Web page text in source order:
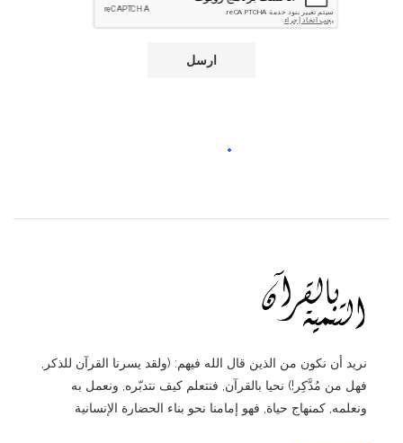
نريد أن نكون من الذين قال الله فيهم: (ولقد يسرنا القرآن للذكر,
فهل من مُدَّكِر!) نحيا بالقرآن, فنتعلم كيف نتدبّره, ونعمل به
ونعلمه, كمنهاج حياة, فهو إمامنا نحو بناء الحضارة الإنسانية